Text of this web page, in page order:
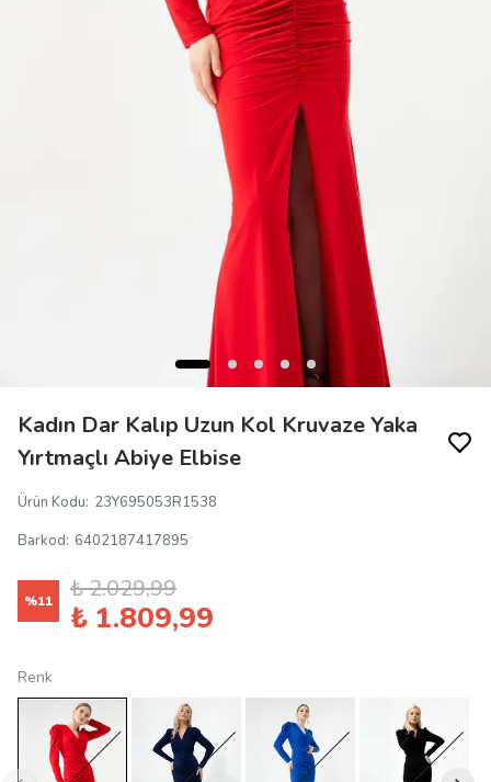
Kadın Dar Kalıp Uzun Kol Kruvaze Yaka
Yırtmaçlı Abiye Elbise
Ürün Kodu: 23Y695053R1538
Barkod: 6402187417895
%11 ₺ 2.029,99
₺ 1.809,99
Renk